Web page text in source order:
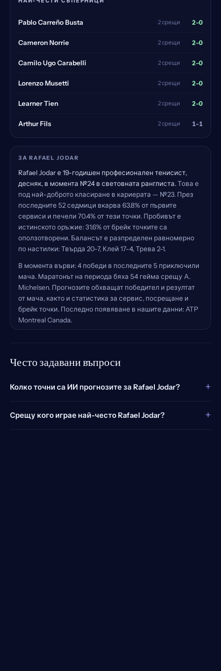
Pablo Carreño Busta 2 срещи 2-0
Cameron Norrie 2 срещи 2-0
Camilo Ugo Carabelli 2 срещи 2-0
Lorenzo Musetti 2 срещи 2-0
Learner Tien 2 срещи 2-0
Arthur Fils 2 срещи 1-1
ЗА RAFAEL JODAR
Rafael Jodar е 19-годишен професионален тенисист,
десняк, в момента №24 в световната ранглиста.Това е
под най-доброто класиране в кариерата — №23. През
последните 52 седмици вкарва 63.8% от първите
сервиси и печели 70.4% от тези точки. Пробивът е
истинското оръжие: 31.6% от брейк точките са
оползотворени. Балансът е разпределен равномерно
по настилки: Твърда 20-7, Клей 17-4, Трева 2-1.
В момента върви: 4 победи в последните 5 приключили
мача. Маратонът на периода бяха 54 гейма срещу A.
Michelsen. Прогнозите обхващат победител и резултат
от мача, както и статистика за сервис, посрещане и
брейк точки. Последно появяване в нашите данни: ATP
Montreal Canada.
Често задавани въпроси
Колко точни са ИИ прогнозите за Rafael Jodar? +
Срещу кого играе най-често Rafael Jodar? +